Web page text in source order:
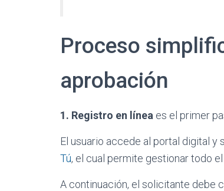
Proceso
aprobación
1. Registro en línea es el primer
El usuario accede al portal digital
Tú, el cual permite gestionar todo
A continuación, el solicitante debe